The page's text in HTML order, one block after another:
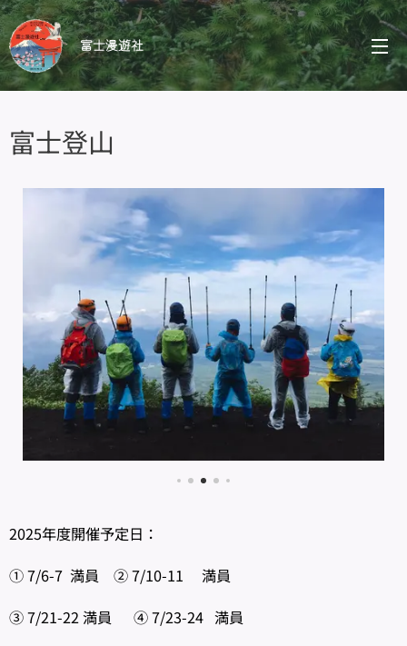
富士漫遊社
富士登山
2025年度開催予定日：
① 7/6-7 満員 ② 7/10-11 満員
③ 7/21-22 満員 ④ 7/23-24 満員